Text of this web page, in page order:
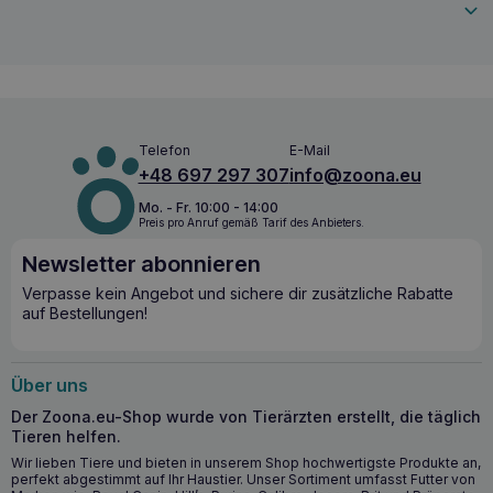
zur Unterstützungder Haut- und Fellgesundheit von
Katzenentwickelt. Die nachgewiesene Wirksamkeit des
Futters bedeutet, dass mehr als 90 % der Pfleger eine
sichtbare Verbesserung des Aussehens von Haut und Fell
ihrer Katzen in nur drei Wochen feststellen. Das Futter
und daraus hergestellte Produkte, Getreide, pflanzliche
Zucker, was es für Katzen besonders schmackhaft und
ansprechend macht.
Unterstützt die Hautgesundheit mit Omega-3- und
Omega-6-Fettsäuren.
Verbessert den Fellglanz für ein gesundes und
glänzendes Aussehen.
Telefon
+48 697 297 307
E-Mail
info@zoona.eu
Mo. - Fr. 10:00 - 14:00
Preis pro Anruf gemäß Tarif des Anbieters.
Newsletter abonnieren
Verpasse kein Angebot und sichere dir zusätzliche Rabatte
auf Bestellungen!
Über uns
Der Zoona.eu-Shop wurde von Tierärzten erstellt, die täglich
Tieren helfen.
Wir lieben Tiere und bieten in unserem Shop hochwertigste Produkte an,
perfekt abgestimmt auf Ihr Haustier. Unser Sortiment umfasst Futter von